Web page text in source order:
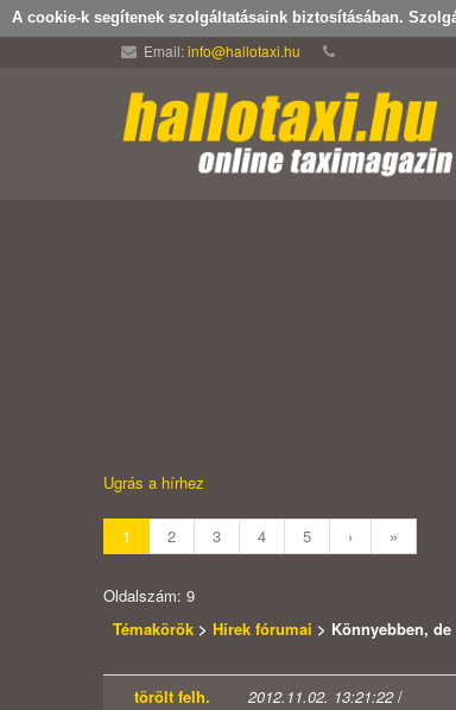
A cookie-k segítenek szolgáltatásaink biztosításában.
Email:info@hallotaxi.hu
Ugrás a hírhez
1 2 3 4 5 › »
Oldalszám: 9
Témakörök > Hírek fórumai > Könnyebben,
törölt felh.
2012.11.02. 13:21:22/